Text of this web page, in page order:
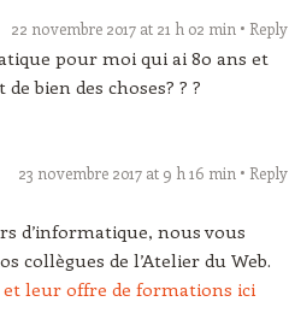
22 novembre 2017 at 21 h 02 min Reply
pour moi qui ai 80 ans et
bien des choses? ? ?
23 novembre 2017 at 9 h 16 min Reply
d’informatique, nous vous
collègues de l’Atelier du Web.
leur offre de formations ici